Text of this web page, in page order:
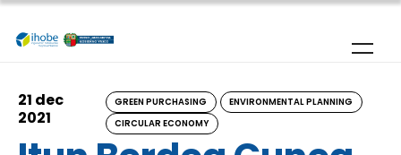
Skip to main content
21 dec
2021
GREEN PURCHASING
ENVIRONMENTAL PLANNING
CIRCULAR ECONOMY